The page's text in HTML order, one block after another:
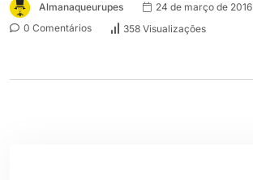
Almanaqueurupes
24 de março de 2016
0 Comentários
358 Visualizações